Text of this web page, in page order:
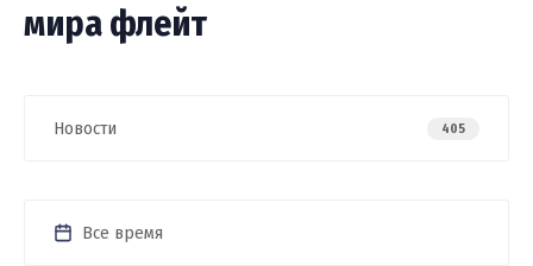
мира флейт
Новости 405
Все время